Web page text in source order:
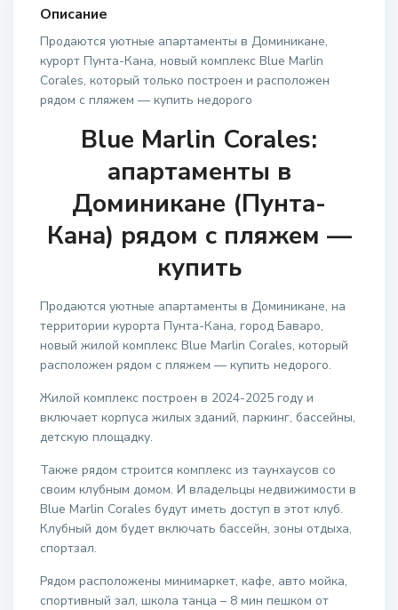
Описание
Продаются уютные апартаменты в Доминикане,
курорт Пунта-Кана, новый комплекс Blue Marlin
Corales, который только построен и расположен
рядом с пляжем — купить недорого
Blue Marlin Corales:
апартаменты в
Доминикане (Пунта-
Кана) рядом с пляжем —
купить
Продаются уютные апартаменты в Доминикане, на
территории курорта Пунта-Кана, город Баваро,
новый жилой комплекс Blue Marlin Corales, который
расположен рядом с пляжем — купить недорого.
Жилой комплекс построен в 2024-2025 году и
включает корпуса жилых зданий, паркинг, бассейны,
детскую площадку.
Также рядом строится комплекс из таунхаусов со
своим клубным домом. И владельцы недвижимости в
Blue Marlin Corales будут иметь доступ в этот клуб.
Клубный дом будет включать бассейн, зоны отдыха,
спортзал.
Рядом расположены минимаркет, кафе, авто мойка,
спортивный зал, школа танца – 8 мин пешком от